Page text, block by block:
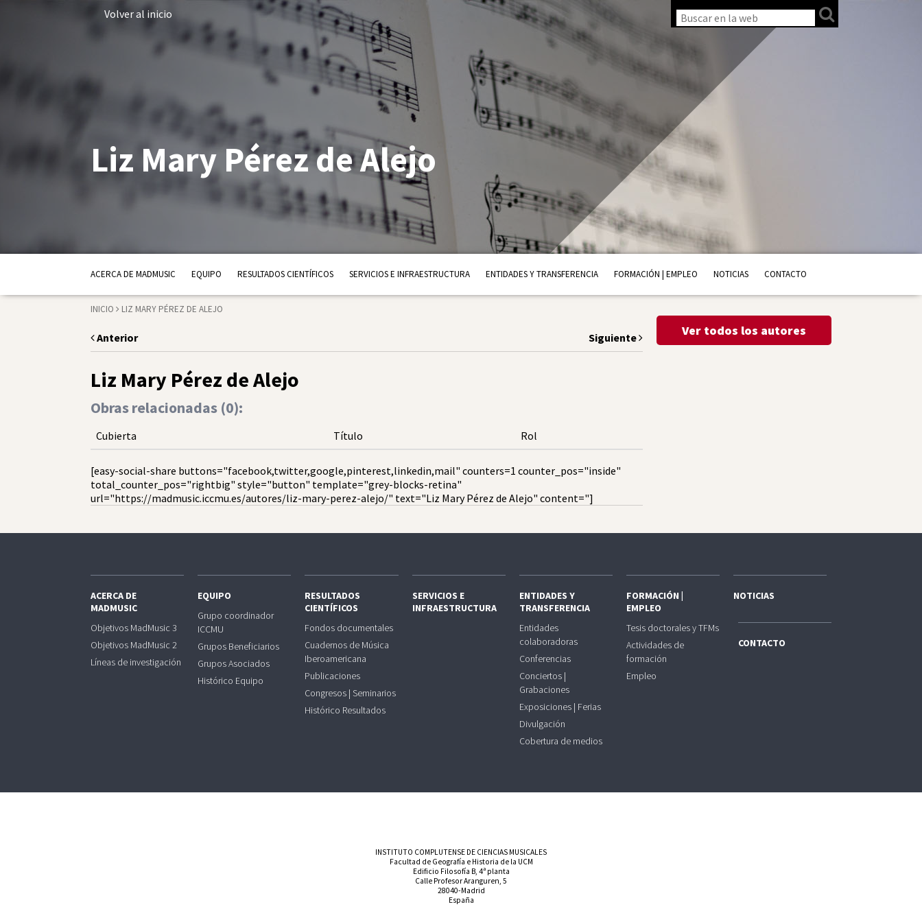
Volver al inicio
Liz Mary Pérez de Alejo
ACERCA DE MADMUSIC EQUIPO RESULTADOS CIENTÍFICOS SERVICIOS E INFRAESTRUCTURA ENTIDADES Y TRANSFERENCIA FORMACIÓN | EMPLEO NOTICIAS CONTACTO
INICIO LIZ MARY PÉREZ DE ALEJO
Anterior Siguiente
Liz Mary Pérez de Alejo
Obras relacionadas (0):
Cubierta Título Rol
[easy-social-share buttons="facebook,twitter,google,pinterest,linkedin,mail" counters=1 counter_pos="inside"
total_counter_pos="rightbig" style="button" template="grey-blocks-retina"
url="https://madmusic.iccmu.es/autores/liz-mary-perez-alejo/" text="Liz Mary Pérez de Alejo" content="]
Ver todos los autores
ACERCA DE
MADMUSIC
Objetivos MadMusic 3
Objetivos MadMusic 2
Líneas de investigación
EQUIPO
Grupo coordinador
ICCMU
Grupos Beneficiarios
Grupos Asociados
Histórico Equipo
RESULTADOS
CIENTÍFICOS
Fondos documentales
Cuadernos de Música
Iberoamericana
Publicaciones
Congresos | Seminarios
Histórico Resultados
SERVICIOS E
INFRAESTRUCTURA
ENTIDADES Y
TRANSFERENCIA
Entidades
colaboradoras
Conferencias
Conciertos |
Grabaciones
Exposiciones | Ferias
Divulgación
Cobertura de medios
FORMACIÓN |
EMPLEO
Tesis doctorales y TFMs
Actividades de
formación
Empleo
NOTICIAS
CONTACTO
INSTITUTO COMPLUTENSE DE CIENCIAS MUSICALES
Facultad de Geografía e Historia de la UCM
Edificio Filosofía B, 4ª planta
Calle Profesor Aranguren, 5
28040-Madrid
España